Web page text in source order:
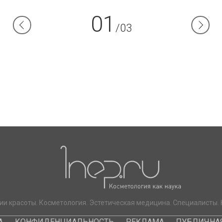
01 /03
красоты. Косметология. Эстетическая медицина.